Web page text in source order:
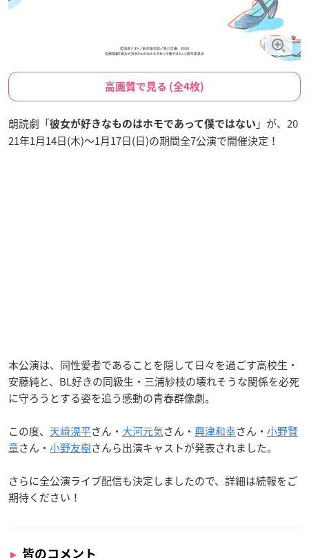
高画質で見る (全4枚)
朗読劇「彼女が好きなものはホモであって僕ではない 」が、20
21年1月14日(木)～1月17日(日)の期間全7公演で開催決定！
本公演は、同性愛者であることを隠して日々を過ごす高校生・
安藤純と、BL好きの同級生・三浦紗枝の壊れそうな関係を必死
に守ろうとする姿を追う感動の青春群像劇。
この度、 天﨑滉平さん・ 大河元気さん・ 興津和幸さん・ 小野賢
章さん・ 小野友樹さんら出演キャストが発表されました。
さらに全公演ライブ配信も決定しましたので、詳細は続報をご
期待ください！
皆のコメント